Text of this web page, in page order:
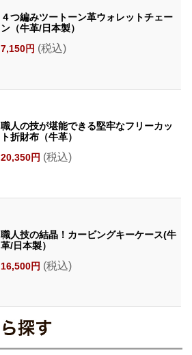
４つ編みツートーン革ウォレットチェー
ン（牛革/日本製）
7,150円 (税込)
職人の技が堪能できる堅牢なフリーカッ
ト折財布（牛革）
20,350円 (税込)
職人技の結晶！カービングキーケース(牛
革/日本製）
16,500円 (税込)